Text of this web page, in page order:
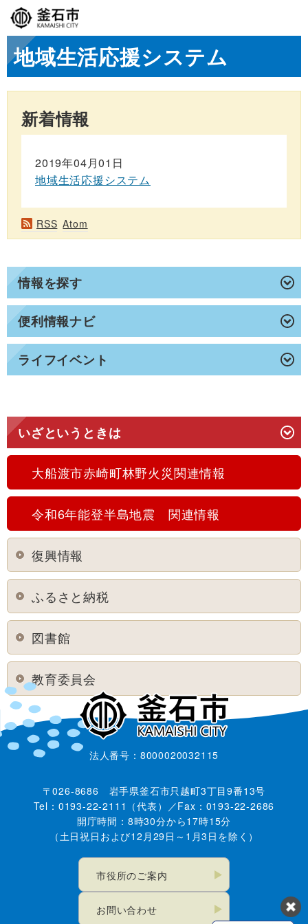
情報を探す
便利情報ナビ
ライフイベント
地域生活応援システム
新着情報
2019年04月01日
地域生活応援システム
RSS Atom
いざというときは
大船渡市赤崎町林野火災関連情報
令和6年能登半島地震 関連情報
復興情報
ふるさと納税
図書館
教育委員会
法人番号：8000020032115
〒026-8686 岩手県釜石市只越町3丁目9番13号
Tel：0193-22-2111（代表）／Fax：0193-22-2686
開庁時間：8時30分から17時15分
（土日祝日および12月29日～1月3日を除く）
市役所のご案内
お問い合わせ